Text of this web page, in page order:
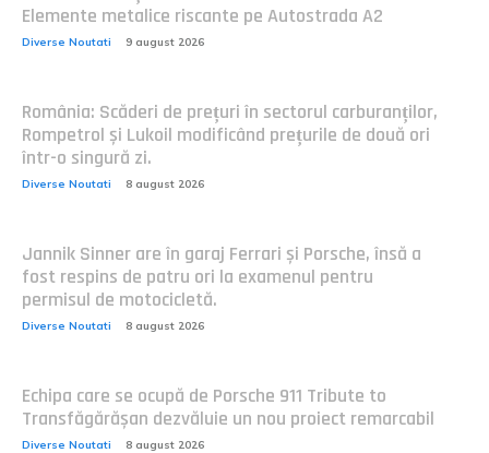
Elemente metalice riscante pe Autostrada A2
Diverse Noutati 9 august 2026
România: Scăderi de prețuri în sectorul carburanților,
Rompetrol și Lukoil modificând prețurile de două ori
într-o singură zi.
Diverse Noutati 8 august 2026
Jannik Sinner are în garaj Ferrari și Porsche, însă a
fost respins de patru ori la examenul pentru
permisul de motocicletă.
Diverse Noutati 8 august 2026
Echipa care se ocupă de Porsche 911 Tribute to
Transfăgărășan dezvăluie un nou proiect remarcabil
Diverse Noutati 8 august 2026